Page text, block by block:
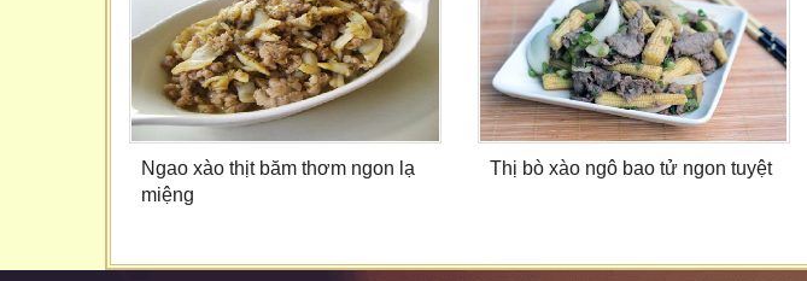
Ngao xào thịt băm thơm ngon lạ
miệng
Thị bò xào ngô bao tử ngon tuyệt